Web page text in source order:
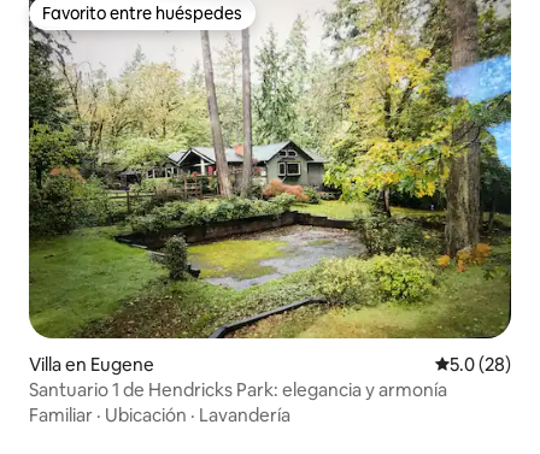
Favorito entre huéspedes
Favorito entre huéspedes
Villa en Eugene Calificación
5.0 (28)
Santuario 1 de Hendricks Park: elegancia y armonía
Familiar · Ubicación · Lavandería